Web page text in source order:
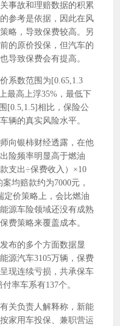
事故和理赔数据的积累
参考是依据，因此在风
略，导致保费较高。另
的原价投保，但汽车的
导致保费会有提高。
数范围为[0.65,1.3
最高上浮35%，最低下
[0.5,1.5]相比，保险公
辆的真实风险水平。
银柿财经透露，在他
险频率明显高于燃油
支出÷保费收入）×10
均赔款约为7000元，
定价策略上，会比燃油
源车险领域还没有成熟
费策略来覆盖成本。
的多个方面数据显
源汽车3105万辆，保费
现连续亏损，共承保车
率车系有137个。
负责人解释称，新能
家用车投保、兼职营运